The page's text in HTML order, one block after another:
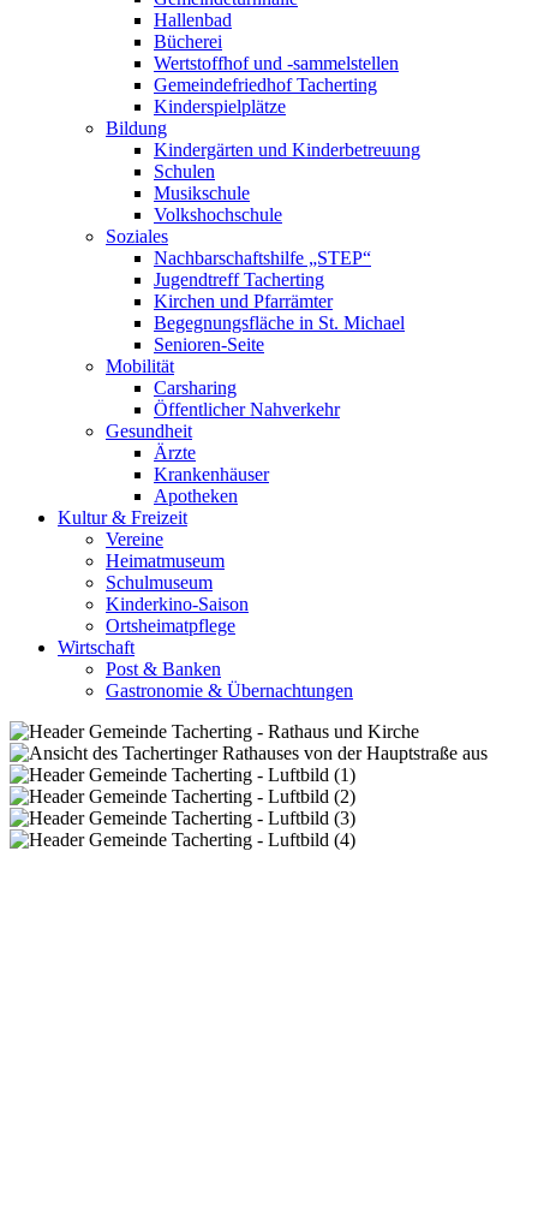
Hallenbad
Bücherei
Wertstoffhof und -sammelstellen
Gemeindefriedhof Tacherting
Kinderspielplätze
Bildung
Kindergärten und Kinderbetreuung
Schulen
Musikschule
Volkshochschule
Soziales
Nachbarschaftshilfe „STEP“
Jugendtreff Tacherting
Kirchen und Pfarrämter
Begegnungsfläche in St. Michael
Senioren-Seite
Mobilität
Carsharing
Öffentlicher Nahverkehr
Gesundheit
Ärzte
Krankenhäuser
Apotheken
Kultur & Freizeit
Vereine
Heimatmuseum
Schulmuseum
Kinderkino-Saison
Ortsheimatpflege
Wirtschaft
Post & Banken
Gastronomie & Übernachtungen